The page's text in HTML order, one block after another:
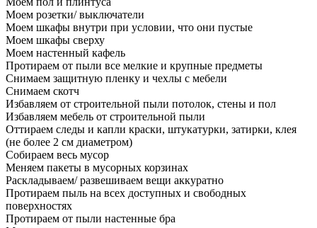
Моем розетки/ выключатели
Моем шкафы внутри при условии, что они пустые
Моем шкафы сверху
Моем настенный кафель
Протираем от пыли все мелкие и крупные предметы
Снимаем защитную пленку и чехлы с мебели
Снимаем скотч
Избавляем от строительной пыли потолок, стены и пол
Избавляем мебель от строительной пыли
Оттираем следы и капли краски, штукатурки, затирки, клея
(не более 2 см диаметром)
Собираем весь мусор
Меняем пакеты в мусорных корзинах
Раскладываем/ развешиваем вещи аккуратно
Протираем пыль на всех доступных и свободных
поверхностях
Протираем от пыли настенные бра